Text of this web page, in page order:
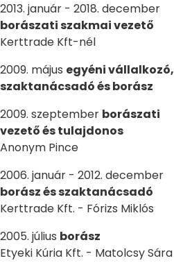
2013. január - 2018. december
borászati szakmai vezető
Kerttrade Kft-nél
2009. május egyéni vállalkozó,
szaktanácsadó és borász
2009. szeptember borászati
vezető és tulajdonos
Anonym Pince
2006. január - 2012. december
borász és szaktanácsadó
Kerttrade Kft. - Fórizs Miklós
2005. július borász
Etyeki Kúria Kft. - Matolcsy Sára